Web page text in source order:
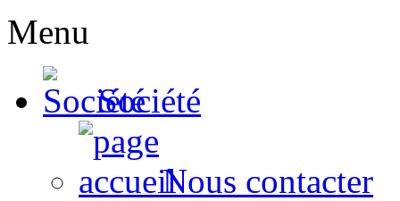
Menu
Société
Nous contacter